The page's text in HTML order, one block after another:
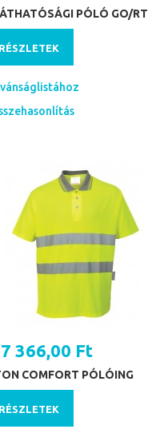
PÓLÓ GO/RT
RÉSZLETEK
7 366,00 Ft
COMFORT PÓLÓING
RÉSZLETEK